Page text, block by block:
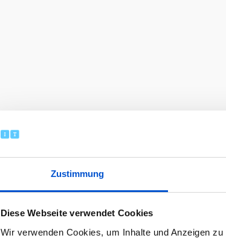
Zustimmung
Diese Webseite verwendet Cookies
Wir verwenden Cookies, um Inhalte und Anzeigen